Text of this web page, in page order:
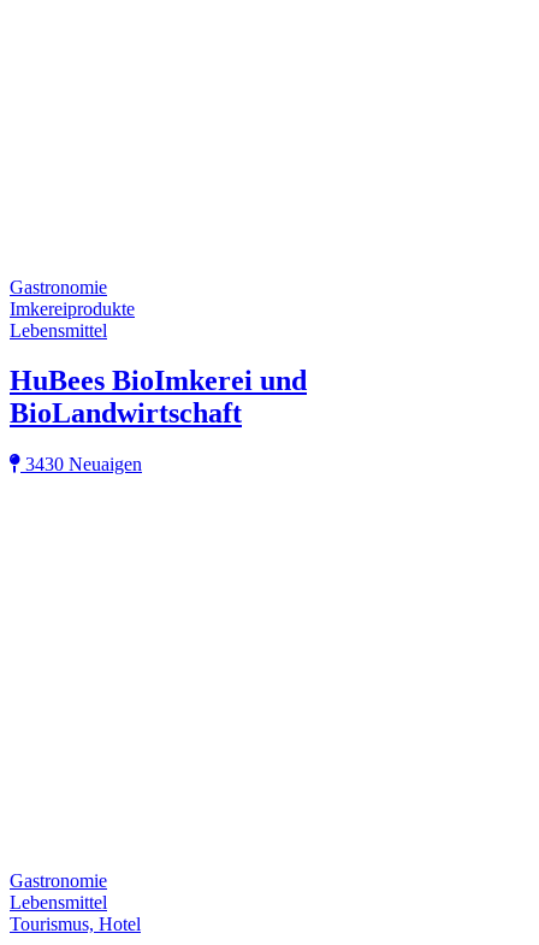
Gastronomie
Imkereiprodukte
Lebensmittel
HuBees BioImkerei und
BioLandwirtschaft
3430 Neuaigen
Gastronomie
Lebensmittel
Tourismus, Hotel